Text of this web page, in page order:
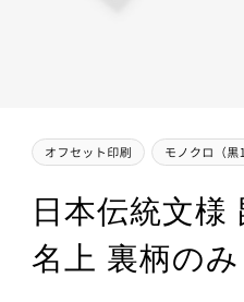
日本伝統文様
名上 裏柄の